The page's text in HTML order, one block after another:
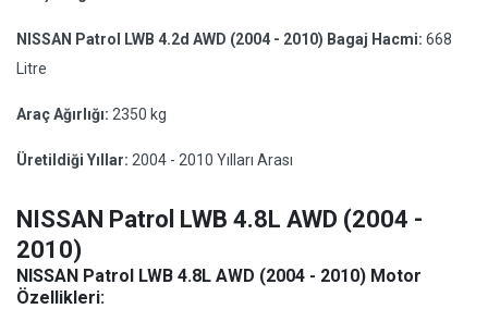
NISSAN Patrol LWB 4.2d AWD (2004 - 2010) Bagaj Hacmi: 668
Litre
Araç Ağırlığı: 2350 kg
Üretildiği Yıllar: 2004 - 2010 Yılları Arası
NISSAN Patrol LWB 4.8L AWD (2004 -
2010)
NISSAN Patrol LWB 4.8L AWD (2004 - 2010) Motor
Özellikleri: